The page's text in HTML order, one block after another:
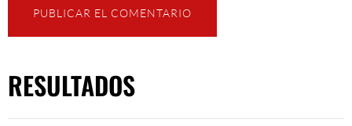
RESULTADOS